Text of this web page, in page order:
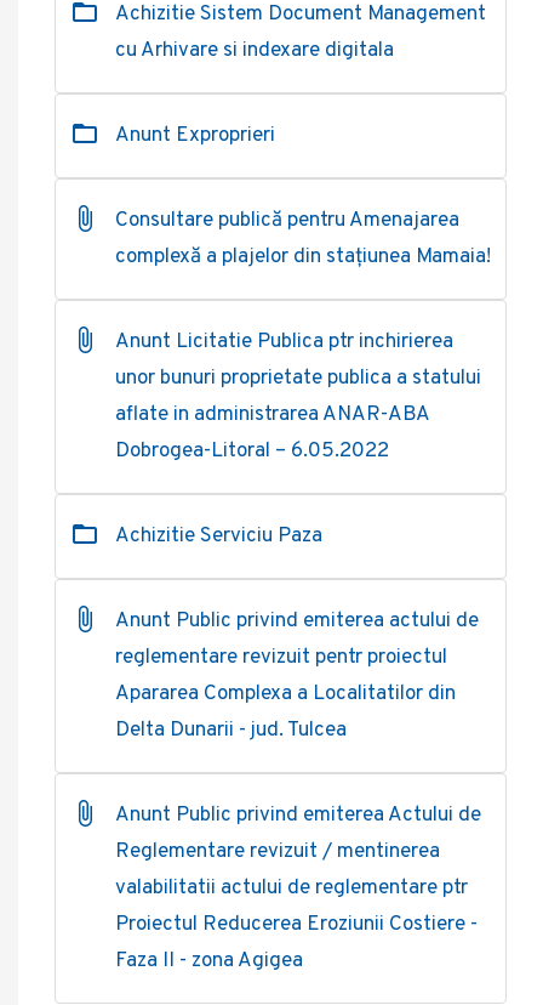
Achizitie Sistem Document Management
cu Arhivare si indexare digitala
Anunt Exproprieri
Consultare publică pentru Amenajarea
complexă a plajelor din stațiunea Mamaia!
Anunt Licitatie Publica ptr inchirierea
unor bunuri proprietate publica a statului
aflate in administrarea ANAR-ABA
Dobrogea-Litoral – 6.05.2022
Achizitie Serviciu Paza
Anunt Public privind emiterea actului de
reglementare revizuit pentr proiectul
Apararea Complexa a Localitatilor din
Delta Dunarii - jud. Tulcea
Anunt Public privind emiterea Actului de
Reglementare revizuit / mentinerea
valabilitatii actului de reglementare ptr
Proiectul Reducerea Eroziunii Costiere -
Faza II - zona Agigea